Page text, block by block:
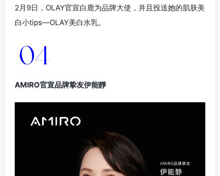
2月9日，OLAY官宣白鹿为品牌大使，并且投送她的肌肤美
白小tips—OLAY美白水乳。
AMIRO官宣品牌挚友伊能靜